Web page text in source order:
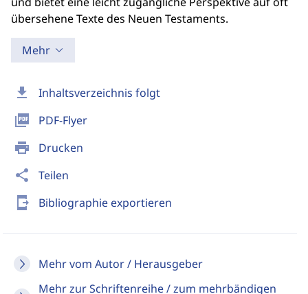
download Inhaltsverzeichnis folgt
picture_as_pdf PDF-Flyer
print Drucken
share Teilen
send_to_mobile Bibliographie exportieren
Mehr vom Autor / Herausgeber
Mehr zur Schriftenreihe / zum mehrbändigen
übersehene Texte des Neuen Testaments.
Mehr